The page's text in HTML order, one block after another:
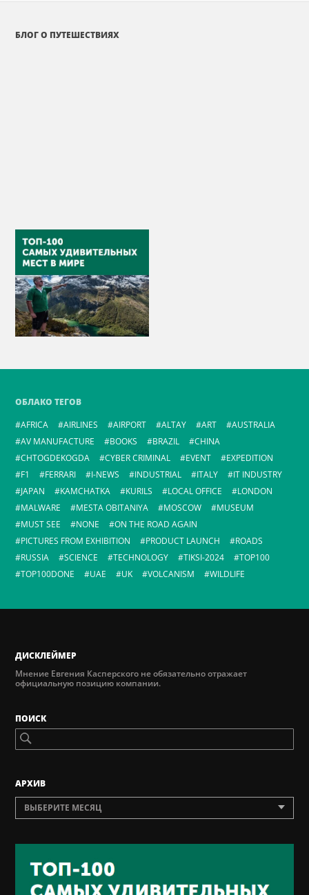
БЛОГ О ПУТЕШЕСТВИЯХ
ОБЛАКО ТЕГОВ
AFRICA
AIRLINES AIRPORT ALTAY ART
AUSTRALIA
AV MANUFACTURE
BOOKS BRAZIL
CHINA
CHTOGDEKOGDA
CYBER CRIMINAL EVENT
EXPEDITION
F1
FERRARI I-NEWS INDUSTRIAL ITALY
IT INDUSTRY
JAPAN
KAMCHATKA KURILS LOCAL OFFICE
LONDON
MALWARE
MESTA OBITANIYA MOSCOW
MUSEUM
MUST SEE
NONE
ON THE ROAD AGAIN
PICTURES FROM EXHIBITION
PRODUCT LAUNCH
ROADS
RUSSIA
SCIENCE TECHNOLOGY TIKSI-2024
TOP100
TOP100DONE
UAE UK VOLCANISM WILDLIFE
ДИСКЛЕЙМЕР
Мнение Евгения Касперского не обязательно отражает
официальную позицию компании.
ПОИСК
AРХИВ
ВЫБЕРИТЕ МЕСЯЦ